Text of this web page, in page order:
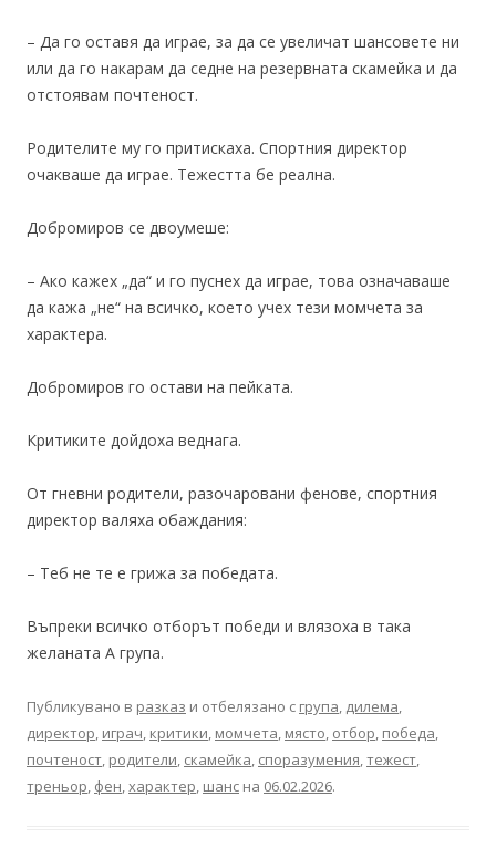
– Да го оставя да играе, за да се увеличат шансовете ни
или да го накарам да седне на резервната скамейка и да
отстоявам почтеност.
Родителите му го притискаха. Спортния директор
очакваше да играе. Тежестта бе реална.
Добромиров се двоумеше:
– Ако кажех „да“ и го пуснех да играе, това означаваше
да кажа „не“ на всичко, което учех тези момчета за
характера.
Добромиров го остави на пейката.
Критиките дойдоха веднага.
От гневни родители, разочаровани фенове, спортния
директор валяха обаждания:
– Теб не те е грижа за победата.
Въпреки всичко отборът победи и влязоха в така
желаната А група.
Публикувано в разказ и отбелязано с група, дилема,
директор, играч, критики, момчета, място, отбор, победа,
почтеност, родители, скамейка, споразумения,тежест,
треньор, фен,характер, шанс на 06.02.2026.